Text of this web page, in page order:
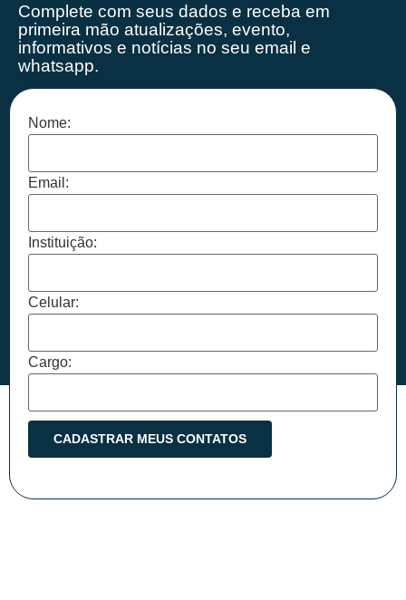
Complete com seus dados e receba em
primeira mão atualizações, evento,
informativos e notícias no seu email e
whatsapp.
Nome:
Email:
Instituição:
Celular:
Cargo: